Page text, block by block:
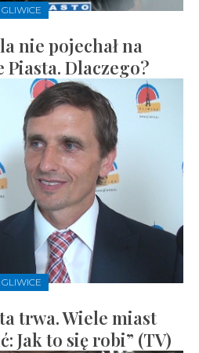
GLIWICE
nie pojechał na
Dlaczego?
GLIWICE
trwa. Wiele miast
Jak to się robi” (TV)